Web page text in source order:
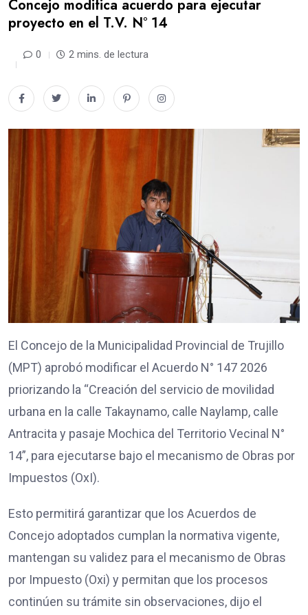
Concejo modifica acuerdo para ejecutar
proyecto en el T.V. N° 14
0 2 mins. de lectura
El Concejo de la Municipalidad Provincial de Trujillo
(MPT) aprobó modificar el Acuerdo N° 147 2026
priorizando la “Creación del servicio de movilidad
urbana en la calle Takaynamo, calle Naylamp, calle
Antracita y pasaje Mochica del Territorio Vecinal N°
14”, para ejecutarse bajo el mecanismo de Obras por
Impuestos (OxI).
Esto permitirá garantizar que los Acuerdos de
Concejo adoptados cumplan la normativa vigente,
mantengan su validez para el mecanismo de Obras
por Impuesto (Oxi) y permitan que los procesos
continúen su trámite sin observaciones, dijo el